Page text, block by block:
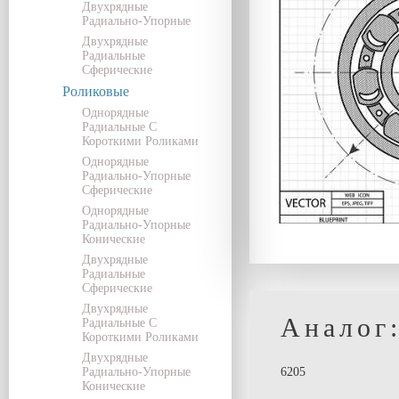
Двухрядные
Радиально-Упорные
Двухрядные
Радиальные
Сферические
Роликовые
Однорядные
Радиальные С
Короткими Роликами
Однорядные
Радиально-Упорные
Сферические
Однорядные
Радиально-Упорные
Конические
Двухрядные
Радиальные
Сферические
Двухрядные
Радиальные С
Короткими Роликами
Двухрядные
Радиально-Упорные
Конические
6205